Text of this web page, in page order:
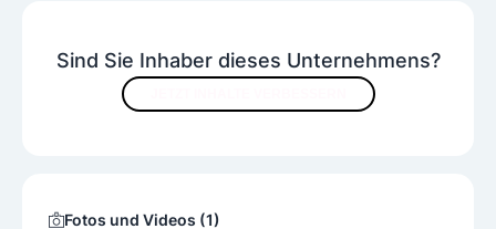
Sind Sie Inhaber dieses Unternehmens?
Fotos und Videos (1)